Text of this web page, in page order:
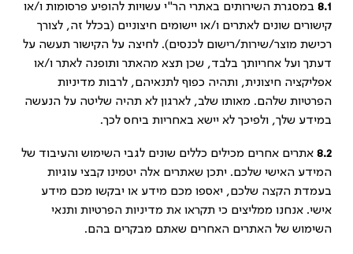
8.1 במסגרת השירותים באתרי הר"י עשויות להופיע פרסומות ו/או
קישורים שונים לאתרים ו/או יישומים חיצוניים (בכלל זה, לצורך
רכישת מוצר/שירות/רישום לכנסים). לחיצה על הקישור תעשה על
דעתך ועל אחריותך בלבד, שכן תצא מהאתר ותופנה לאתר ו/או
אפליקציה חיצונית, ותהיה כפוף לתנאיהם, לרבות מדיניות
הפרטיות שלהם. מאותו שלב, לארגון לא תהיה שליטה על הנעשה
במידע שלך, ולפיכך לא יישא באחריות ביחס לכך.
8.2 אתרים אחרים מכילים כללים שונים לגבי השימוש והעיבוד של
המידע האישי שלכם. יתכן שאתרים אלה יטמינו קבצי עוגיות
בעמדת הקצה שלכם, יאספו מכם מידע או יבקשו מכם מידע
אישי. אנחנו ממליצים כי תקראו את מדיניות הפרטיות ותנאי
השימוש של האתרים האחרים שאתם מבקרים בהם.